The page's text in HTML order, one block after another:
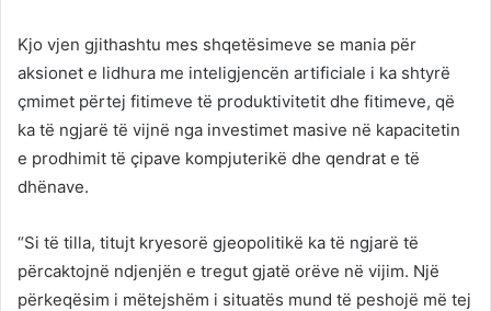
Kjo vjen gjithashtu mes shqetësimeve se mania për
aksionet e lidhura me inteligjencën artificiale i ka shtyrë
çmimet përtej fitimeve të produktivitetit dhe fitimeve, që
ka të ngjarë të vijnë nga investimet masive në kapacitetin
e prodhimit të çipave kompjuterikë dhe qendrat e të
dhënave.
“Si të tilla, titujt kryesorë gjeopolitikë ka të ngjarë të
përcaktojnë ndjenjën e tregut gjatë orëve në vijim. Një
përkeqësim i mëtejshëm i situatës mund të peshojë më tej